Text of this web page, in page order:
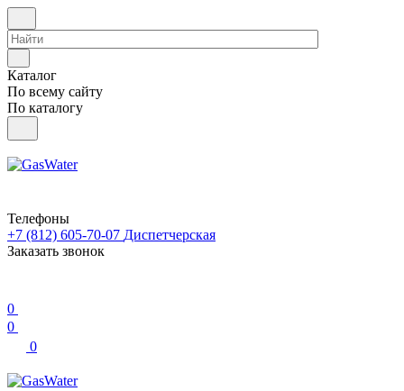
Каталог
По всему сайту
По каталогу
Телефоны
+7 (812) 605-70-07 Диспетчерская
Заказать звонок
0
0
0